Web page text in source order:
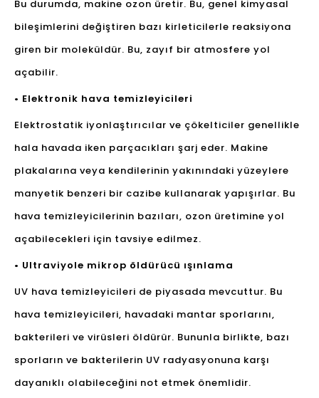
Bu durumda, makine ozon üretir. Bu, genel kimyasal
bileşimlerini değiştiren bazı kirleticilerle reaksiyona
giren bir moleküldür. Bu, zayıf bir atmosfere yol
açabilir.
• Elektronik hava temizleyicileri
Elektrostatik iyonlaştırıcılar ve çökelticiler genellikle
hala havada iken parçacıkları şarj eder. Makine
plakalarına veya kendilerinin yakınındaki yüzeylere
manyetik benzeri bir cazibe kullanarak yapışırlar. Bu
hava temizleyicilerinin bazıları, ozon üretimine yol
açabilecekleri için tavsiye edilmez.
• Ultraviyole mikrop öldürücü ışınlama
UV hava temizleyicileri de piyasada mevcuttur. Bu
hava temizleyicileri, havadaki mantar sporlarını,
bakterileri ve virüsleri öldürür. Bununla birlikte, bazı
sporların ve bakterilerin UV radyasyonuna karşı
dayanıklı olabileceğini not etmek önemlidir.